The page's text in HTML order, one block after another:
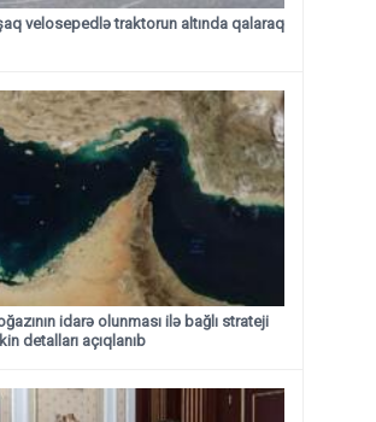
velosepedlə traktorun altında qalaraq
idarə olunması ilə bağlı strateji
detalları açıqlanıb